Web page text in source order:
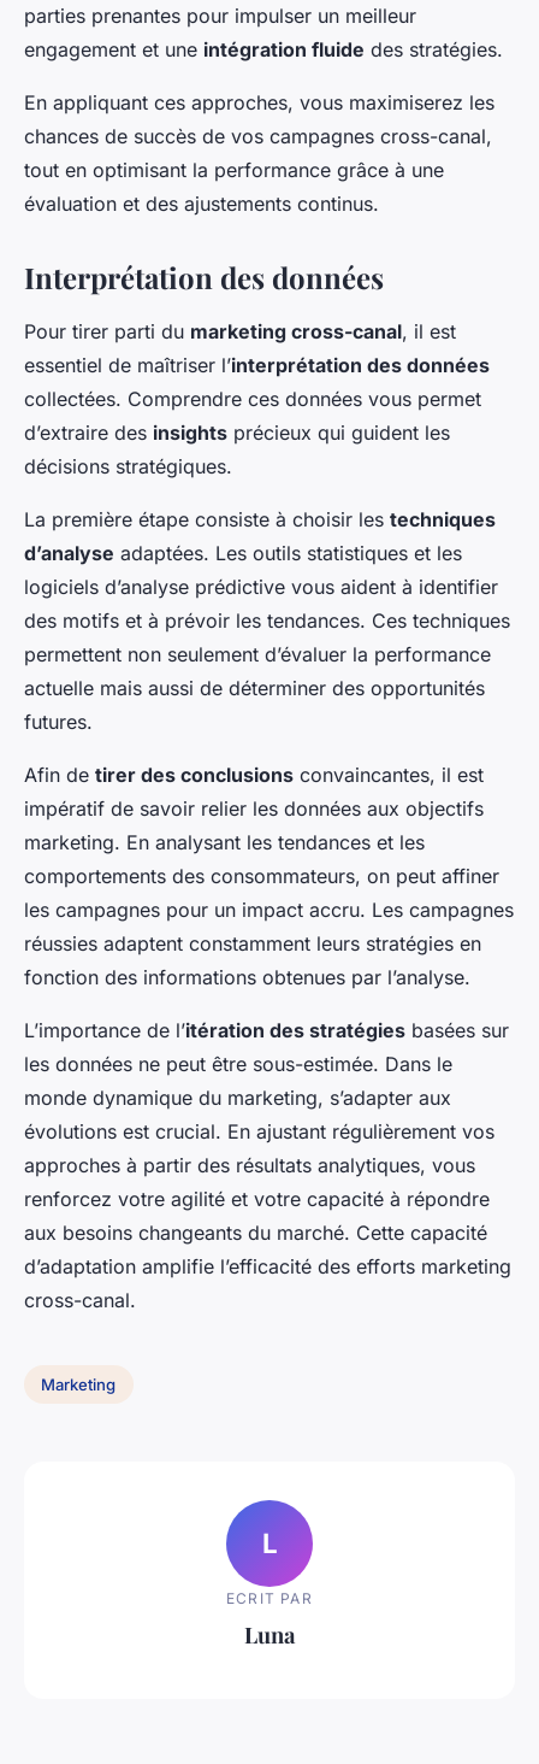
parties prenantes pour impulser un meilleur
engagement et une intégration fluide des stratégies.
En appliquant ces approches, vous maximiserez les
chances de succès de vos campagnes cross-canal,
tout en optimisant la performance grâce à une
évaluation et des ajustements continus.
Interprétation des données
Pour tirer parti du marketing cross-canal, il est
essentiel de maîtriser l’interprétation des données
collectées. Comprendre ces données vous permet
d’extraire des insights précieux qui guident les
décisions stratégiques.
La première étape consiste à choisir les techniques
d’analyse adaptées. Les outils statistiques et les
logiciels d’analyse prédictive vous aident à identifier
des motifs et à prévoir les tendances. Ces techniques
permettent non seulement d’évaluer la performance
actuelle mais aussi de déterminer des opportunités
futures.
Afin de tirer des conclusions convaincantes, il est
impératif de savoir relier les données aux objectifs
marketing. En analysant les tendances et les
comportements des consommateurs, on peut affiner
les campagnes pour un impact accru. Les campagnes
réussies adaptent constamment leurs stratégies en
fonction des informations obtenues par l’analyse.
L’importance de l’itération des stratégies basées sur
les données ne peut être sous-estimée. Dans le
monde dynamique du marketing, s’adapter aux
évolutions est crucial. En ajustant régulièrement vos
approches à partir des résultats analytiques, vous
renforcez votre agilité et votre capacité à répondre
aux besoins changeants du marché. Cette capacité
d’adaptation amplifie l’efficacité des efforts marketing
cross-canal.
Marketing
L
ECRIT PAR
Luna